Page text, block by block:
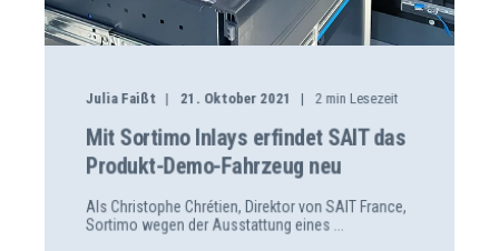
Julia Faißt 21. Oktober 2021 2 min Lesezeit
Mit Sortimo Inlays erfindet SAIT das
Produkt-Demo-Fahrzeug neu
Als Christophe Chrétien, Direktor von SAIT France,
Sortimo wegen der Ausstattung eines ...